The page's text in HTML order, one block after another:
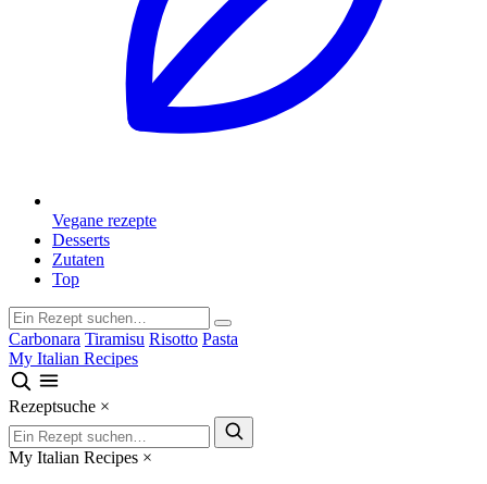
Vegane rezepte
Desserts
Zutaten
Top
Carbonara Tiramisu Risotto Pasta
My Italian Recipes
Rezeptsuche ×
My Italian Recipes ×